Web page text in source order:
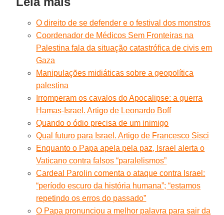
O direito de se defender e o festival dos monstros
Coordenador de Médicos Sem Fronteiras na
Palestina fala da situação catastrófica de civis em
Gaza
Manipulações midiáticas sobre a geopolítica
palestina
Irromperam os cavalos do Apocalipse: a guerra
Hamas-Israel. Artigo de Leonardo Boff
Quando o ódio precisa de um inimigo
Qual futuro para Israel. Artigo de Francesco Sisci
Enquanto o Papa apela pela paz, Israel alerta o
Vaticano contra falsos “paralelismos”
Cardeal Parolin comenta o ataque contra Israel:
“período escuro da história humana”; “estamos
repetindo os erros do passado”
O Papa pronunciou a melhor palavra para sair da